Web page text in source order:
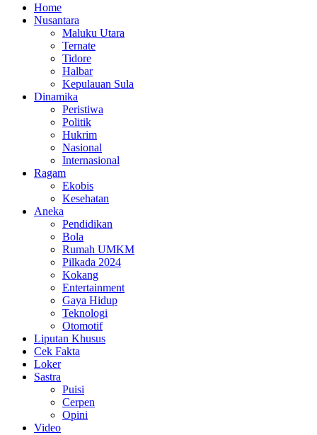
Home
Nusantara
Maluku Utara
Ternate
Tidore
Halbar
Kepulauan Sula
Dinamika
Peristiwa
Politik
Hukrim
Nasional
Internasional
Ragam
Ekobis
Kesehatan
Aneka
Pendidikan
Bola
Rumah UMKM
Pilkada 2024
Kokang
Entertainment
Gaya Hidup
Teknologi
Otomotif
Liputan Khusus
Cek Fakta
Loker
Sastra
Puisi
Cerpen
Opini
Video